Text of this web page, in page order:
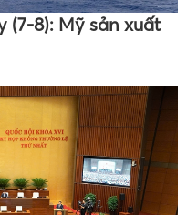
(7-8): Mỹ sản xuất